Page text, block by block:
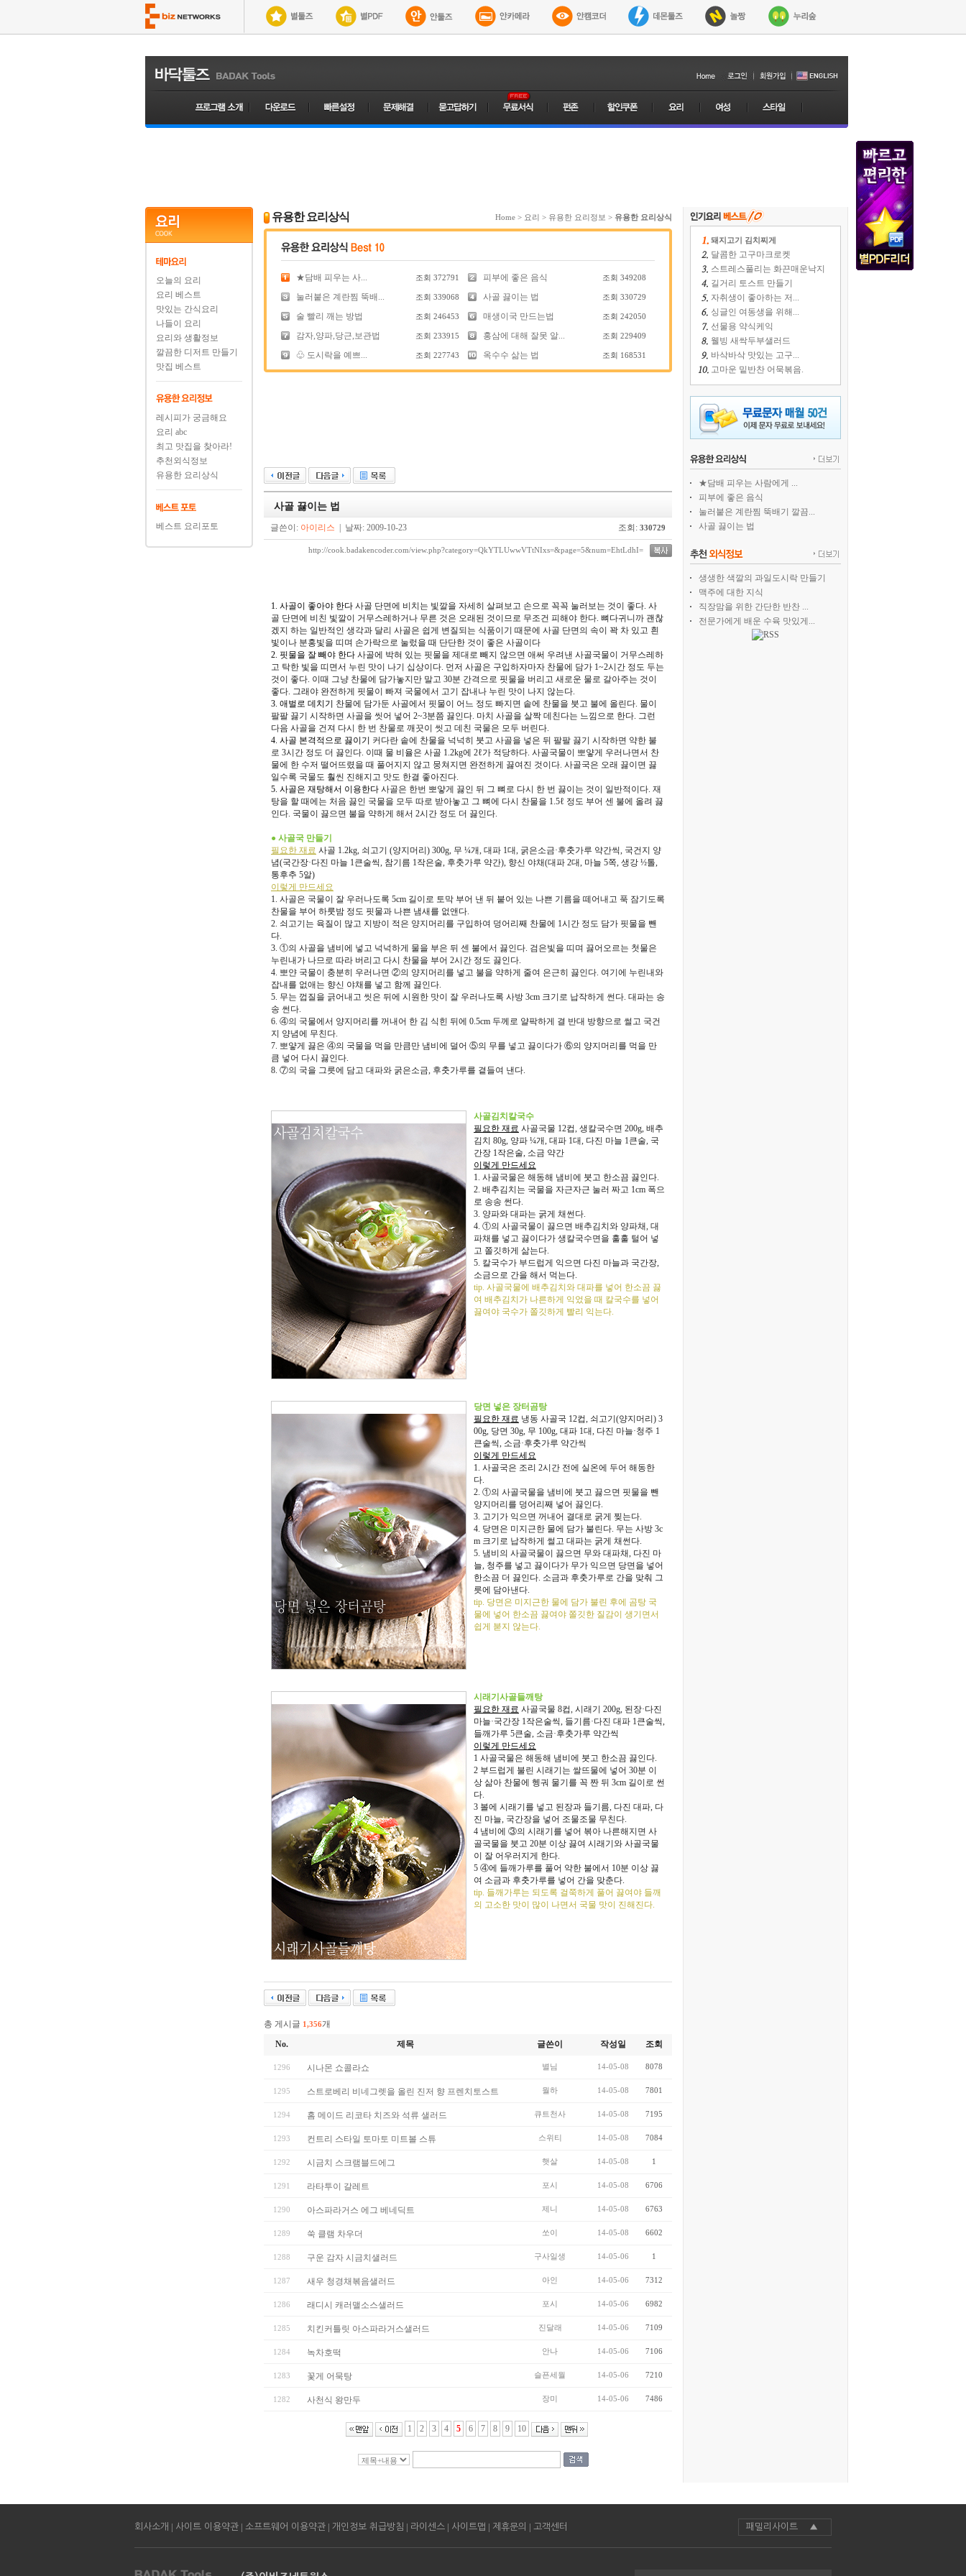
오늘의 요리
요리 베스트
맛있는 간식요리
나들이 요리
요리와 생활정보
깔끔한 디저트 만들기
맛집 베스트
레시피가 궁금해요
요리 abc
최고 맛집을 찾아라!
추천외식정보
유용한 요리상식
베스트 요리포토
유용한 요리상식 Home > 요리 > 유용한 요리정보 > 유용한 요리상식
★담배 피우는 사... 조회 372791 피부에 좋은 음식 조회 349208
눌러붙은 계란찜 뚝배... 조회 339068 사골 끓이는 법 조회 330729
술 빨리 깨는 방법 조회 246453 매생이국 만드는법 조회 242050
감자,양파,당근,보관법 조회 233915 홍삼에 대해 잘못 알... 조회 229409
♧ 도시락을 예쁘... 조회 227743 옥수수 삶는 법 조회 168531
사골 끓이는 법
글쓴이: 아이리스 | 날짜: 2009-10-23 조회: 330729
http://cook.badakencoder.com/view.php?category=QkYTLUwwVTtNIxs=&page=5&num=EhtLdhI=
1. 사골이 좋아야 한다 사골 단면에 비치는 빛깔을 자세히 살펴보고 손으로 꼭꼭 눌러보는 것이 좋다. 사
골 단면에 비친 빛깔이 거무스레하거나 무른 것은 오래된 것이므로 무조건 피해야 한다. 뼈다귀니까 괜찮
겠지 하는 일반적인 생각과 달리 사골은 쉽게 변질되는 식품이기 때문에 사골 단면의 속이 꽉 차 있고 흰
빛이나 분홍빛을 띠며 손가락으로 눌렀을 때 단단한 것이 좋은 사골이다
2. 핏물을 잘 빼야 한다 사골에 박혀 있는 핏물을 제대로 빼지 않으면 애써 우려낸 사골국물이 거무스레하
고 탁한 빛을 띠면서 누린 맛이 나기 십상이다. 먼저 사골은 구입하자마자 찬물에 담가 1~2시간 정도 두는
것이 좋다. 이때 그냥 찬물에 담가놓지만 말고 30분 간격으로 핏물을 버리고 새로운 물로 갈아주는 것이
좋다. 그래야 완전하게 핏물이 빠져 국물에서 고기 잡내나 누린 맛이 나지 않는다.
3. 애벌로 데치기
찬물에 담가둔 사골에서 핏물이 어느 정도 빠지면 솥에 찬물을 붓고 불에 올린다. 물이
팔팔 끓기 시작하면 사골을 씻어 넣어 2~3분쯤 끓인다. 마치 사골을 살짝 데친다는 느낌으로 한다. 그런
다음 사골을 건져 다시 한 번 찬물로 깨끗이 씻고 데친 국물은 모두 버린다.
4. 사골 본격적으로 끓이기
커다란 솥에 찬물을 넉넉히 붓고 사골을 넣은 뒤 팔팔 끓기 시작하면 약한 불
로 3시간 정도 더 끓인다. 이때 물 비율은 사골 1.2kg에 2ℓ가 적당하다. 사골국물이 뽀얗게 우러나면서 찬
물에 한 수저 떨어뜨렸을 때 풀어지지 않고 뭉쳐지면 완전하게 끓여진 것이다. 사골국은 오래 끓이면 끓
일수록 국물도 훨씬 진해지고 맛도 한결 좋아진다.
5. 사골은 재탕해서 이용한다 사골은 한번 뽀얗게 끓인 뒤 그 뼈로 다시 한 번 끓이는 것이 일반적이다. 재
탕을 할 때에는 처음 끓인 국물을 모두 따로 받아놓고 그 뼈에 다시 찬물을 1.5ℓ 정도 부어 센 불에 올려 끓
인다. 국물이 끓으면 불을 약하게 해서 2시간 정도 더 끓인다.
● 사골국 만들기
필요한 재료 사골 1.2kg, 쇠고기 (양지머리) 300g, 무 ¼개, 대파 1대, 굵은소금·후춧가루 약간씩, 국건지 양
념(국간장·다진 마늘 1큰술씩, 참기름 1작은술, 후춧가루 약간), 향신 야채(대파 2대, 마늘 5쪽, 생강 ½톨,
통후추 5알)
이렇게 만드세요
1. 사골은 국물이 잘 우러나도록 5cm 길이로 토막 부어 낸 뒤 붙어 있는 나쁜 기름을 떼어내고 푹 잠기도록
찬물을 부어 하룻밤 정도 핏물과 나쁜 냄새를 없앤다.
2. 쇠고기는 육질이 많고 지방이 적은 양지머리를 구입하여 덩어리째 찬물에 1시간 정도 담가 핏물을 뺀
다.
3. ①의 사골을 냄비에 넣고 넉넉하게 물을 부은 뒤 센 불에서 끓인다. 검은빛을 띠며 끓어오르는 첫물은
누린내가 나므로 따라 버리고 다시 찬물을 부어 2시간 정도 끓인다.
4. 뽀얀 국물이 충분히 우러나면 ②의 양지머리를 넣고 불을 약하게 줄여 은근히 끓인다. 여기에 누린내와
잡내를 없애는 향신 야채를 넣고 함께 끓인다.
5. 무는 껍질을 긁어내고 씻은 뒤에 시원한 맛이 잘 우러나도록 사방 3cm 크기로 납작하게 썬다. 대파는 송
송 썬다.
6. ④의 국물에서 양지머리를 꺼내어 한 김 식힌 뒤에 0.5cm 두께로 얄팍하게 결 반대 방향으로 썰고 국건
지 양념에 무친다.
7. 뽀얗게 끓은 ④의 국물을 먹을 만큼만 냄비에 덜어 ⑤의 무를 넣고 끓이다가 ⑥의 양지머리를 먹을 만
큼 넣어 다시 끓인다.
8. ⑦의 국을 그릇에 담고 대파와 굵은소금, 후춧가루를 곁들여 낸다.
사골김치칼국수
필요한 재료 사골국물 12컵, 생칼국수면 200g, 배추
김치 80g, 양파 ¼개, 대파 1대, 다진 마늘 1큰술, 국
간장 1작은술, 소금 약간
이렇게 만드세요
1. 사골국물은 해동해 냄비에 붓고 한소끔 끓인다.
2. 배추김치는 국물을 자근자근 눌러 짜고 1cm 폭으
로 송송 썬다.
3. 양파와 대파는 굵게 채썬다.
4. ①의 사골국물이 끓으면 배추김치와 양파채, 대
파채를 넣고 끓이다가 생칼국수면을 훌훌 털어 넣
고 쫄깃하게 삶는다.
5. 칼국수가 부드럽게 익으면 다진 마늘과 국간장,
소금으로 간을 해서 먹는다.
tip. 사골국물에 배추김치와 대파를 넣어 한소끔 끓
여 배추김치가 나른하게 익었을 때 칼국수를 넣어
끓여야 국수가 쫄깃하게 빨리 익는다.
당면 넣은 장터곰탕
필요한 재료 냉동 사골국 12컵, 쇠고기(양지머리) 3
00g, 당면 30g, 무 100g, 대파 1대, 다진 마늘·청주 1
큰술씩, 소금·후춧가루 약간씩
이렇게 만드세요
1. 사골국은 조리 2시간 전에 실온에 두어 해동한
다.
2. ①의 사골국물을 냄비에 붓고 끓으면 핏물을 뺀
양지머리를 덩어리째 넣어 끓인다.
3. 고기가 익으면 꺼내어 결대로 굵게 찢는다.
4. 당면은 미지근한 물에 담가 불린다. 무는 사방 3c
m 크기로 납작하게 썰고 대파는 굵게 채썬다.
5. 냄비의 사골국물이 끓으면 무와 대파채, 다진 마
늘, 청주를 넣고 끓이다가 무가 익으면 당면을 넣어
한소끔 더 끓인다. 소금과 후춧가루로 간을 맞춰 그
릇에 담아낸다.
tip. 당면은 미지근한 물에 담가 불린 후에 곰탕 국
물에 넣어 한소끔 끓여야 쫄깃한 질감이 생기면서
쉽게 붇지 않는다.
시래기사골들깨탕
필요한 재료 사골국물 8컵, 시래기 200g, 된장·다진
마늘·국간장 1작은술씩, 들기름·다진 대파 1큰술씩,
들깨가루 5큰술, 소금·후춧가루 약간씩
이렇게 만드세요
1 사골국물은 해동해 냄비에 붓고 한소끔 끓인다.
2 부드럽게 불린 시래기는 쌀뜨물에 넣어 30분 이
상 삶아 찬물에 헹궈 물기를 꼭 짠 뒤 3cm 길이로 썬
다.
3 볼에 시래기를 넣고 된장과 들기름, 다진 대파, 다
진 마늘, 국간장을 넣어 조물조물 무친다.
4 냄비에 ③의 시래기를 넣어 볶아 나른해지면 사
골국물을 붓고 20분 이상 끓여 시래기와 사골국물
이 잘 어우러지게 한다.
5 ④에 들깨가루를 풀어 약한 불에서 10분 이상 끓
여 소금과 후춧가루를 넣어 간을 맞춘다.
tip. 들깨가루는 되도록 걸쭉하게 풀어 끓여야 들깨
의 고소한 맛이 많이 나면서 국물 맛이 진해진다.
총 게시글 1,356개
No.
제목 글쓴이 작성일 조회
1296 시나몬 쇼콜라쇼 별님 14-05-08 8078
1295 스트로베리 비네그렛을 올린 진저 향 프렌치토스트 월하 14-05-08 7801
1294 홈 메이드 리코타 치즈와 석류 샐러드 큐트천사 14-05-08 7195
1293 컨트리 스타일 토마토 미트볼 스튜 스위티 14-05-08 7084
1292 시금치 스크램블드에그 햇살 14-05-08 1
1291 라타투이 갈레트 포시 14-05-08 6706
1290 아스파라거스 에그 베네딕트 제니 14-05-08 6763
1289 쑥 클램 차우더 쏘이 14-05-08 6602
1288 구운 감자 시금치샐러드 구사일생 14-05-06 1
1287 새우 청경채볶음샐러드 아인 14-05-06 7312
1286 래디시 캐러맬소스샐러드 포시 14-05-06 6982
1285 치킨커틀릿 아스파라거스샐러드 진달래 14-05-06 7109
1284 녹차호떡 안나 14-05-06 7106
1283 꽃게 어묵탕 슬픈세월 14-05-06 7210
1282 사천식 왕만두 장미 14-05-06 7486
1 2 3 4 5 6 7 8 9 10
돼지고기 김치찌게
달콤한 고구마크로켓
스트레스풀리는 화끈매운낙지
길거리 토스트 만들기
자취생이 좋아하는 저...
싱글인 여동생을 위해...
선물용 약식케익
웰빙 새싹두부샐러드
바삭바삭 맛있는 고구...
고마운 밑반찬 어묵볶음.
★담배 피우는 사람에게 ...
피부에 좋은 음식
눌러붙은 계란찜 뚝배기 깔끔...
사골 끓이는 법
생생한 색깔의 과일도시락 만들기
맥주에 대한 지식
직장맘을 위한 간단한 반찬 ...
전문가에게 배운 수육 맛있게...
회사소개 | 사이트 이용약관 | 소프트웨어 이용약관 | 개인정보 취급방침 | 라이센스 | 사이트맵 | 제휴문의 | 고객센터 패밀리사이트 ▲